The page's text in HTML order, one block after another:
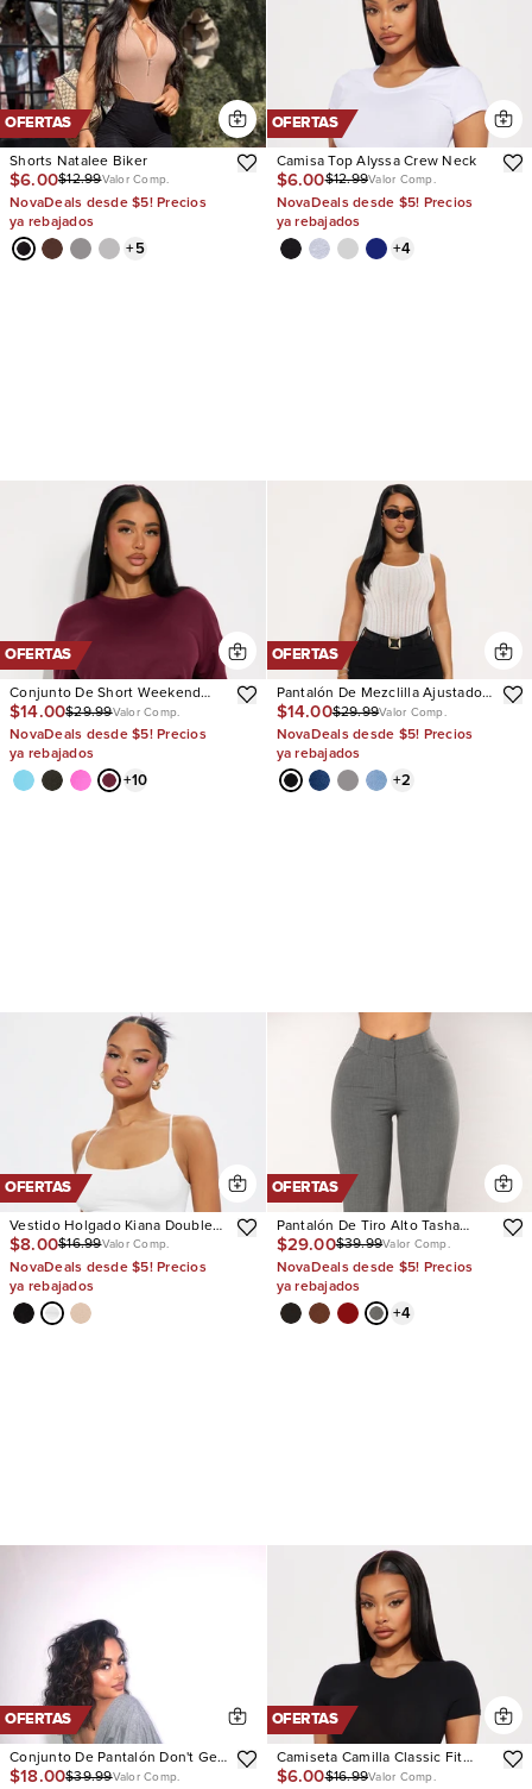
OFERTAS
Shorts Natalee Biker
$6.00$12.99Valor Comp.
NovaDeals desde $5! Precios
ya rebajados
+5
OFERTAS
Camisa Top Alyssa Crew Neck
$6.00$12.99Valor Comp.
NovaDeals desde $5! Precios
ya rebajados
+4
OFERTAS
Conjunto De Short Weekend
Vibes
$14.00$29.99Valor Comp.
NovaDeals desde $5! Precios
ya rebajados
+10
OFERTAS
Pantalón De Mezclilla Ajustado
Con Stretch Vibe Check Curvy
$14.00$29.99Valor Comp.
NovaDeals desde $5! Precios
ya rebajados
+2
OFERTAS
Vestido Holgado Kiana Double
Lined Jersey
$8.00$16.99Valor Comp.
NovaDeals desde $5! Precios
ya rebajados
OFERTAS
Pantalón De Tiro Alto Tasha
Dressy
$29.00$39.99Valor Comp.
NovaDeals desde $5! Precios
ya rebajados
+4
OFERTAS
Conjunto De Pantalón Don't Get
This Twisted Short Sleeve
$18.00$39.99Valor Comp.
OFERTAS
Camiseta Camilla Classic Fit
Crew Neck
$6.00$16.99Valor Comp.